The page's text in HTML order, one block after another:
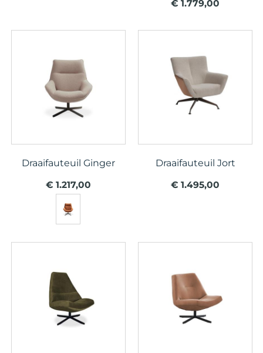
€ 1.779,00
Draaifauteuil Ginger
€ 1.217,00
Draaifauteuil Jort
€ 1.495,00